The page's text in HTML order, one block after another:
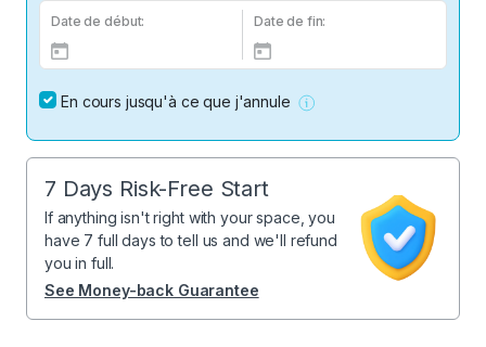
Date de début: Date de fin:
En cours jusqu'à ce que j'annule
7 Days Risk-Free Start
If anything isn't right with your space, you
have 7 full days to tell us and we'll refund
you in full.
See Money-back Guarantee